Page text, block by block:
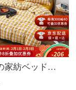
恒源祥の家紡ベッドの上で4つのセットの簡単な綿の心地良いシーツ布団セットの1.5メートルの寝具セットのレモンの格の1.5メートルのベッド/布団カバーの200*230 cm